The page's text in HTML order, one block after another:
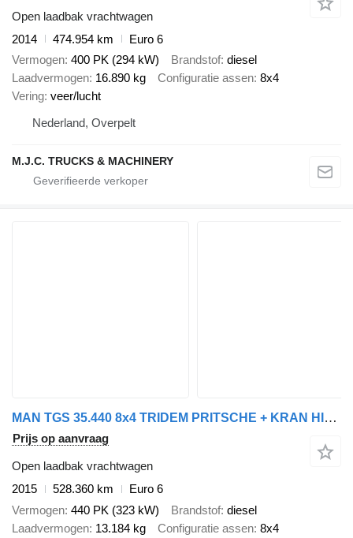
Open laadbak vrachtwagen
2014
474.954 km
Euro 6
Vermogen 400 PK (294 kW) Brandstof diesel
Laadvermogen 16.890 kg Configuratie assen 8x4
Vering veer/lucht
Nederland, Overpelt
M.J.C. TRUCKS & MACHINERY
MAN TGS 35.440 8x4 TRIDEM PRITSCHE + KRAN HIAB 288 E-6 HIPRO + RADIO
Prijs op aanvraag
Open laadbak vrachtwagen
2015
528.360 km
Euro 6
Vermogen 440 PK (323 kW) Brandstof diesel
Laadvermogen 13.184 kg Configuratie assen 8x4